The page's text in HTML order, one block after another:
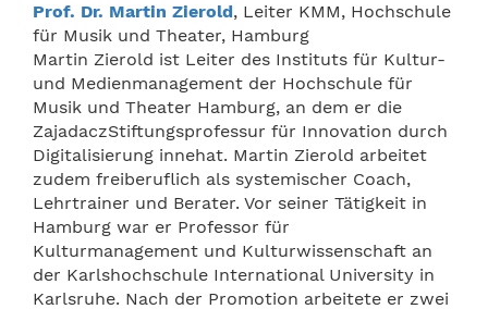
Prof. Dr. Martin Zierold, Leiter KMM, Hochschule
für Musik und Theater, Hamburg
Martin Zierold ist Leiter des Instituts für Kultur-
und Medienmanagement der Hochschule für
Musik und Theater Hamburg, an dem er die
ZajadaczStiftungsprofessur für Innovation durch
Digitalisierung innehat. Martin Zierold arbeitet
zudem freiberuflich als systemischer Coach,
Lehrtrainer und Berater. Vor seiner Tätigkeit in
Hamburg war er Professor für
Kulturmanagement und Kulturwissenschaft an
der Karlshochschule International University in
Karlsruhe. Nach der Promotion arbeitete er zwei